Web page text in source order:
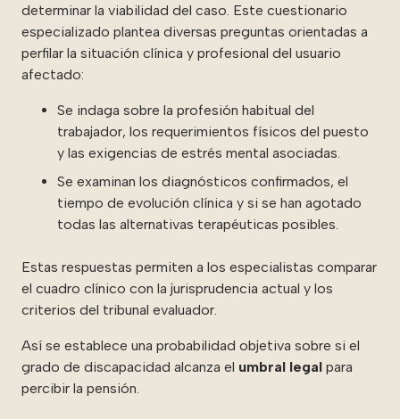
determinar la viabilidad del caso. Este cuestionario
especializado plantea diversas preguntas orientadas a
perfilar la situación clínica y profesional del usuario
afectado:
Se indaga sobre la profesión habitual del
trabajador, los requerimientos físicos del puesto
y las exigencias de estrés mental asociadas.
Se examinan los diagnósticos confirmados, el
tiempo de evolución clínica y si se han agotado
todas las alternativas terapéuticas posibles.
Estas respuestas permiten a los especialistas comparar
el cuadro clínico con la jurisprudencia actual y los
criterios del tribunal evaluador.
Así se establece una probabilidad objetiva sobre si el
grado de discapacidad alcanza el umbral legal para
percibir la pensión.